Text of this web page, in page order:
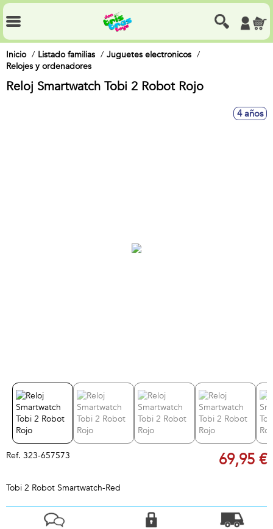
Inicio Listado familias
Juguetes electronicos
Relojes y ordenadores
Reloj Smartwatch Tobi 2 Robot Rojo
4 años
Ref. 323-657573 69,95 €
Tobi 2 Robot Smartwatch-Red